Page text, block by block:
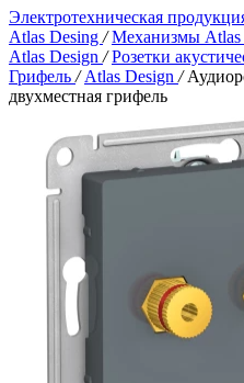
Электротехническая
Atlas Desing / Механизмы Atlas
Atlas Design / Розетки
Грифель / Atlas Design /
двухместная грифель